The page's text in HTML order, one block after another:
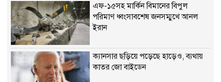
এফ-১৫সহ মার্কিন বিমানের বিপুল
পরিমাণ ধ্বংসাবশেষ জনসম্মুখে আনল
ইরান
ক্যানসার ছড়িয়ে পড়েছে হাড়েও, ব্যথায়
কাতর জো বাইডেন